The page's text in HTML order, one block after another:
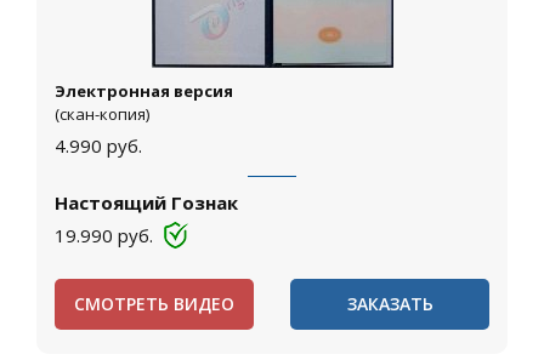
Электронная версия
(скан-копия)
4.990 руб.
Настоящий Гознак
19.990 руб.
СМОТРЕТЬ ВИДЕО ЗАКАЗАТЬ